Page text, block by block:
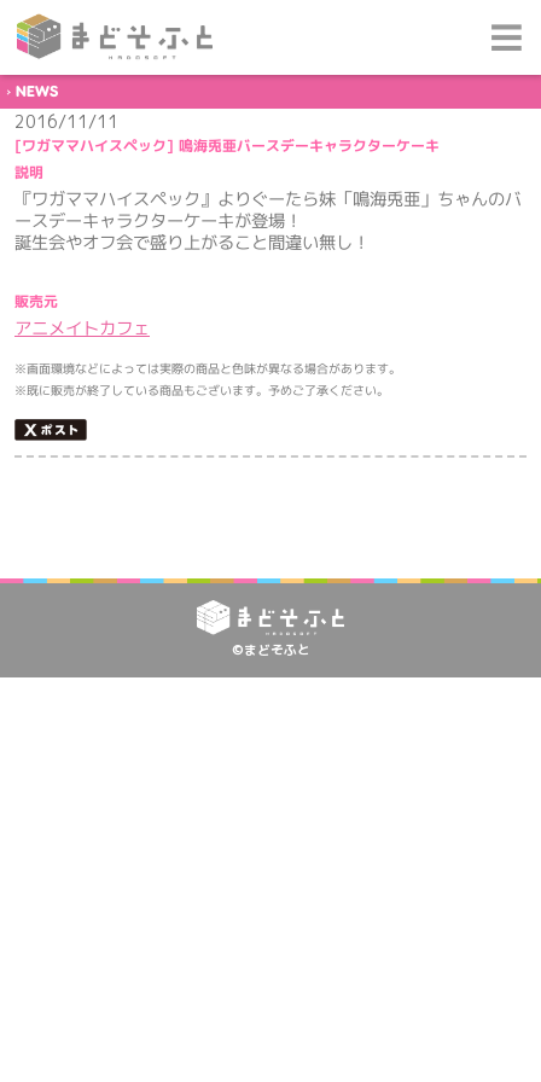
NEWS
2016/11/11
[ワガママハイスペック] 鳴海兎亜バースデーキャラクターケーキ
説明
『ワガママハイスペック』よりぐーたら妹「鳴海兎亜」ちゃんのバ
ースデーキャラクターケーキが登場！
誕生会やオフ会で盛り上がること間違い無し ！
販売元
アニメイトカフェ
※画面環境などによっては実際の商品と色味が異なる場合があります。
※既に販売が終了している商品もございます。予めご了承ください。
©まどそふと